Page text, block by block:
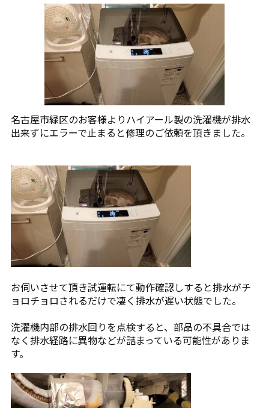
名古屋市緑区のお客様よりハイアール製の洗濯機が排水
出来ずにエラーで止まると修理のご依頼を頂きました。
お伺いさせて頂き試運転にて動作確認しすると排水がチ
ョロチョロされるだけで凄く排水が遅い状態でした。
洗濯機内部の排水回りを点検すると、部品の不具合では
なく排水経路に異物などが詰まっている可能性がありま
す。